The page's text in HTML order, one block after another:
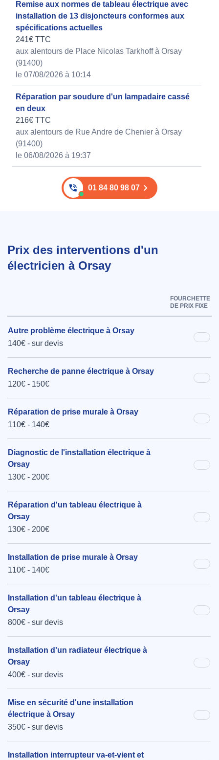
Remise aux normes de tableau électrique avec
installation de 13 disjoncteurs conformes aux
spécifications actuelles
241€ TTC
aux alentours de Place Nicolas Tarkhoff à Orsay
(91400)
le 07/08/2026 à 10:14
Réparation par soudure d'un lampadaire cassé
en deux
216€ TTC
aux alentours de Rue Andre de Chenier à Orsay
(91400)
le 06/08/2026 à 19:37
01 84 80 98 07
Prix des interventions d'un
électricien à Orsay
FOURCHETTE
DE PRIX FIXE
Autre problème électrique à Orsay
140€ - sur devis
Recherche de panne électrique à Orsay
120€ - 150€
Réparation de prise murale à Orsay
110€ - 140€
Diagnostic de l'installation électrique à
Orsay
130€ - 200€
Réparation d'un tableau électrique à
Orsay
130€ - 200€
Installation de prise murale à Orsay
110€ - 140€
Installation d'un tableau électrique à
Orsay
800€ - sur devis
Installation d'un radiateur électrique à
Orsay
400€ - sur devis
Mise en sécurité d'une installation
électrique à Orsay
350€ - sur devis
Installation interrupteur va-et-vient et